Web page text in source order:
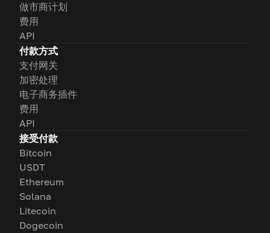
做市商计划
费用
API
付款方式
支付网关
加密处理
电子商务插件
费用
API
接受付款
Bitcoin
USDT
Ethereum
Solana
Litecoin
Dogecoin